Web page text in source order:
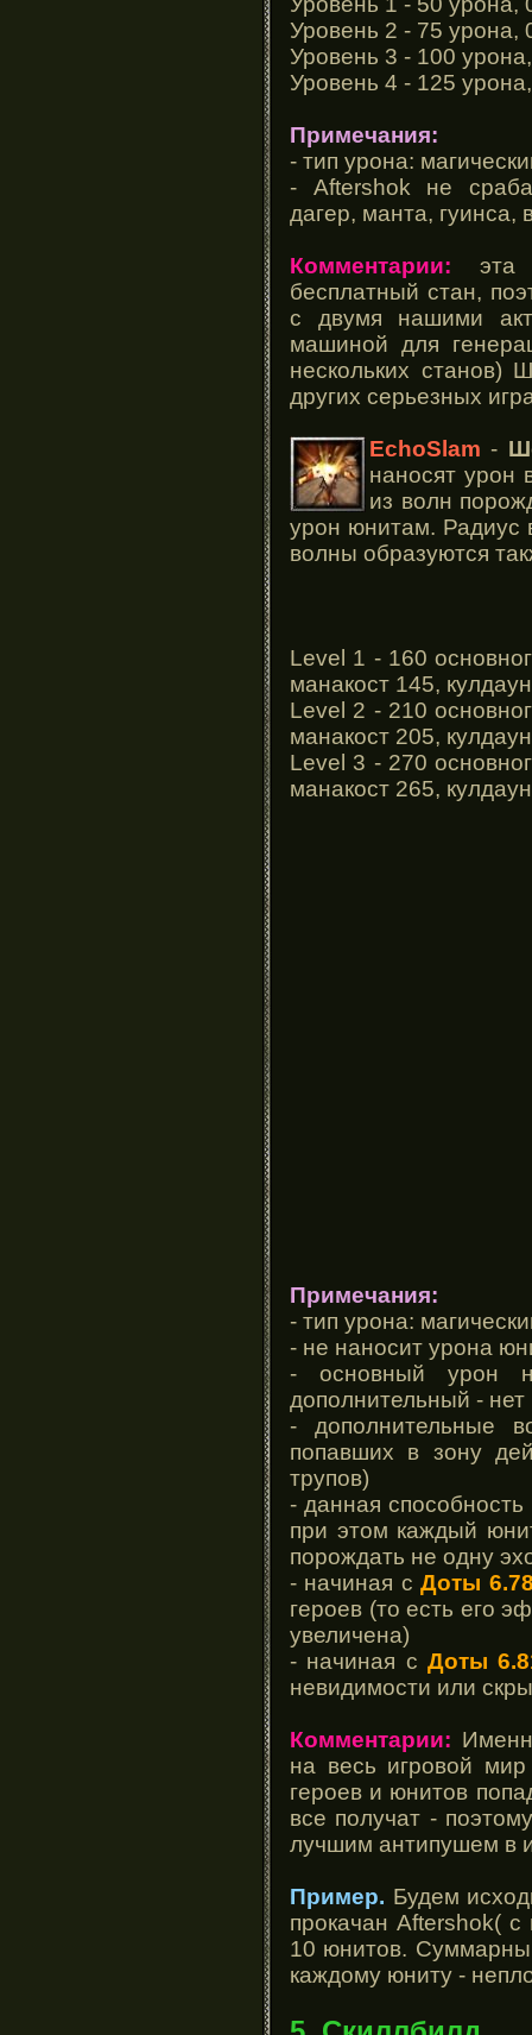
Уровень 2 - 75 урона,
Уровень 3 - 100
Уровень 4 - 125
Примечания:
- тип урона:
- Aftershok не
дагер, манта, гуинса,
Комментарии: эта
бесплатный стан,
с двумя нашими
машиной для
нескольких станов)
других серьезных
EchoSlam -
наносят урон
из волн
урон юнитам. Радиус
волны образуются
Level 1 - 160
манакост 145,
Level 2 - 210
манакост 205,
Level 3 - 270
манакост 265,
Примечания:
- тип урона:
- не наносит урона
- основный урон
дополнительный - нет
- дополнительные
попавших в зону
трупов)
- данная
при этом каждый
порождать не одну
- начиная сДоты
героев (то есть его
увеличена)
- начиная с Доты
невидимости или
Комментарии:
на весь игровой
героев и юнитов
все получат -
лучшим антипушем в
Пример. Будем
прокачан Aftershok(
10 юнитов.
каждому юниту -